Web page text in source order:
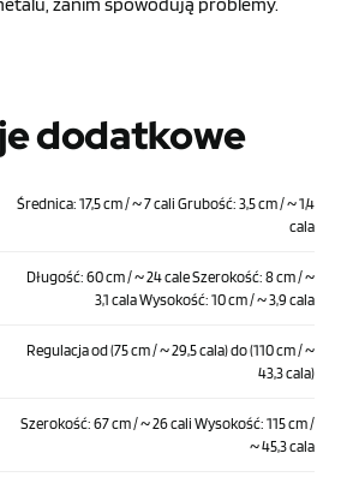
dodatkowe
Średnica: 17,5 cm / ~ 7 cali Grubość: 3,5 cm / ~ 1,4
cala
Długość: 60 cm / ~ 24 cale Szerokość: 8 cm / ~
3,1 cala Wysokość: 10 cm / ~ 3,9 cala
Regulacja od (75 cm / ~ 29,5 cala) do (110 cm / ~
43,3 cala)
Szerokość: 67 cm / ~ 26 cali Wysokość: 115 cm /
~ 45,3 cala